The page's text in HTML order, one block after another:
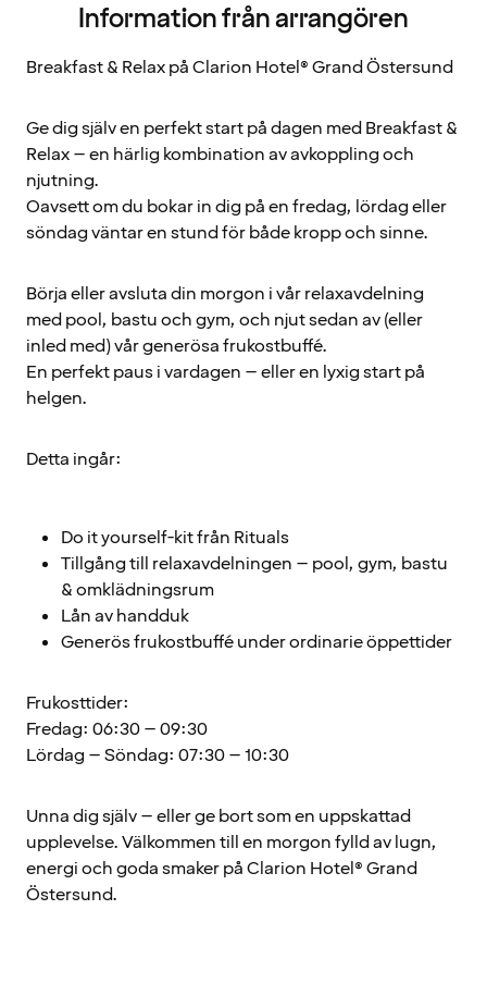
Information från arrangören
Breakfast & Relax på Clarion Hotel® Grand Östersund
Ge dig själv en perfekt start på dagen med Breakfast &
Relax – en härlig kombination av avkoppling och
njutning.
Oavsett om du bokar in dig på en fredag, lördag eller
söndag väntar en stund för både kropp och sinne.
Börja eller avsluta din morgon i vår relaxavdelning
med pool, bastu och gym, och njut sedan av (eller
inled med) vår generösa frukostbuffé.
En perfekt paus i vardagen – eller en lyxig start på
helgen.
Detta ingår:
Do it yourself-kit från Rituals
Tillgång till relaxavdelningen – pool, gym, bastu
& omklädningsrum
Lån av handduk
Generös frukostbuffé under ordinarie öppettider
Frukosttider:
Fredag: 06:30 – 09:30
Lördag – Söndag: 07:30 – 10:30
Unna dig själv – eller ge bort som en uppskattad
upplevelse. Välkommen till en morgon fylld av lugn,
energi och goda smaker på Clarion Hotel® Grand
Östersund.